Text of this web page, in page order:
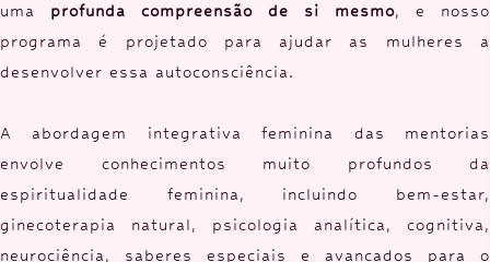
uma profunda compreensão de si mesmo, e nosso
programa é projetado para ajudar as mulheres a
desenvolver essa autoconsciência.
A abordagem integrativa feminina das mentorias
envolve conhecimentos muito profundos da
espiritualidade feminina, incluindo bem-estar,
ginecoterapia natural, psicologia analítica, cognitiva,
neurociência, saberes especiais e avançados para o